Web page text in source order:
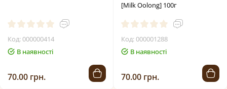
Код: 000000414
В наявності
70.00 грн.
[Milk Oolong] 100г
Код: 000001288
В наявності
70.00 грн.